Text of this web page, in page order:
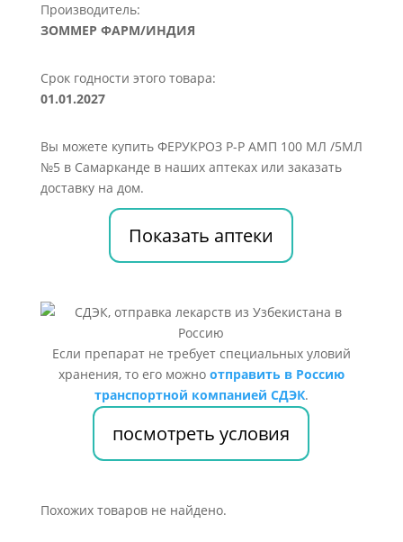
Производитель:
ЗОММЕР ФАРМ/ИНДИЯ
Срок годности этого товара:
01.01.2027
Вы можете купить ФЕРУКРОЗ Р-Р АМП 100 МЛ /5МЛ
№5 в Самарканде в наших аптеках или заказать
доставку на дом.
Показать аптеки
Если препарат не требует специальных уловий
хранения, то его можно отправить в Россию
транспортной компанией СДЭК.
посмотреть условия
Похожих товаров не найдено.